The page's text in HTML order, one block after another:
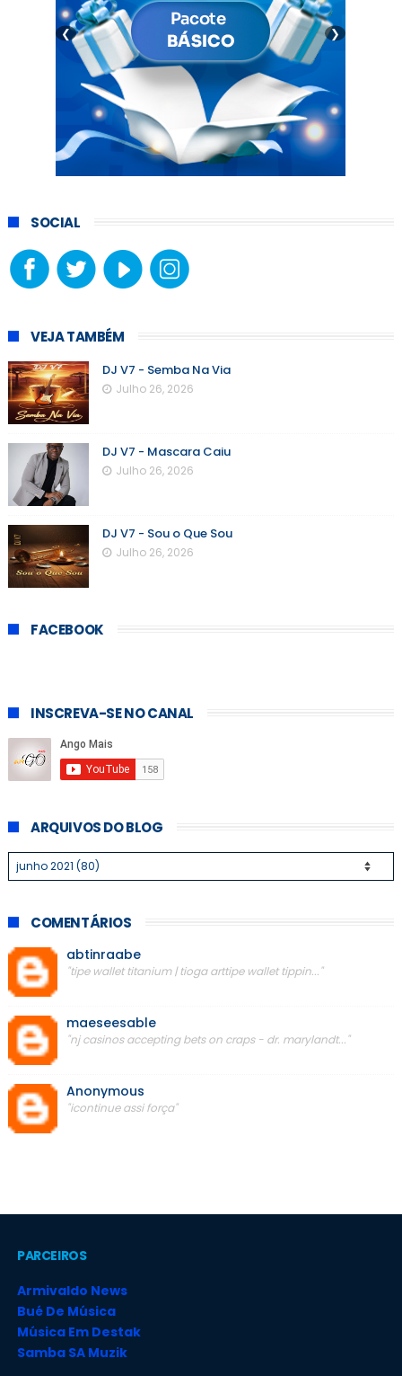
❮ ❯
SOCIAL
VEJA TAMBÉM
DJ V7 - Semba Na Via
Julho 26, 2026
DJ V7 - Mascara Caiu
Julho 26, 2026
DJ V7 - Sou o Que Sou
Julho 26, 2026
FACEBOOK
INSCREVA-SE NO CANAL
ARQUIVOS DO BLOG
COMENTÁRIOS
abtinraabe
"tipe wallet titanium | tioga arttipe wallet tippin..."
maeseesable
"nj casinos accepting bets on craps - dr. marylandt..."
Anonymous
"icontinue assi força"
PARCEIROS
Armivaldo News
Bué De Música
Música Em Destak
Samba SA Muzik